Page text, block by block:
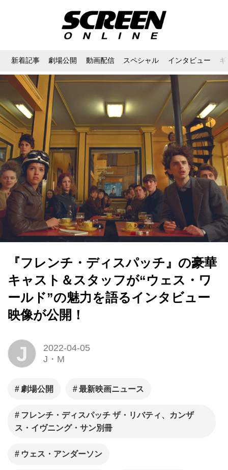
新着記事 劇場公開 動画配信 スペシャル インタビュー
『フレンチ・ディスパッチ』の豪華
キャスト＆スタッフが“ウェス・ワ
ールド”の魅力を語るインタビュー
映像が公開！
J
2022-04-05
J・M
劇場公開 最新映画ニュース
フレンチ・ディスパッチ ザ・リバティ、カンザ
ス・イヴニング・サン別冊
ウェス・アンダーソン